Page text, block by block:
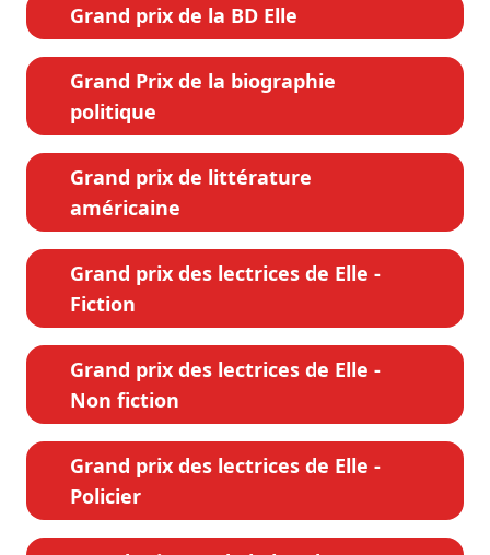
Grand prix de la BD Elle
Grand Prix de la biographie
politique
Grand prix de littérature
américaine
Grand prix des lectrices de Elle -
Fiction
Grand prix des lectrices de Elle -
Non fiction
Grand prix des lectrices de Elle -
Policier